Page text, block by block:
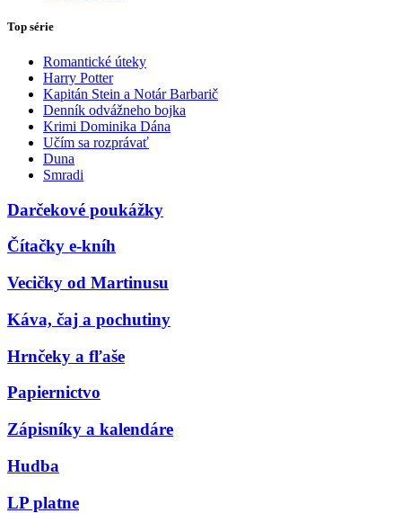
Top série
Romantické úteky
Harry Potter
Kapitán Stein a Notár Barbarič
Denník odvážneho bojka
Krimi Dominika Dána
Učím sa rozprávať
Duna
Smradi
Darčekové poukážky
Čítačky e-kníh
Vecičky od Martinusu
Káva, čaj a pochutiny
Hrnčeky a fľaše
Papiernictvo
Zápisníky a kalendáre
Hudba
LP platne